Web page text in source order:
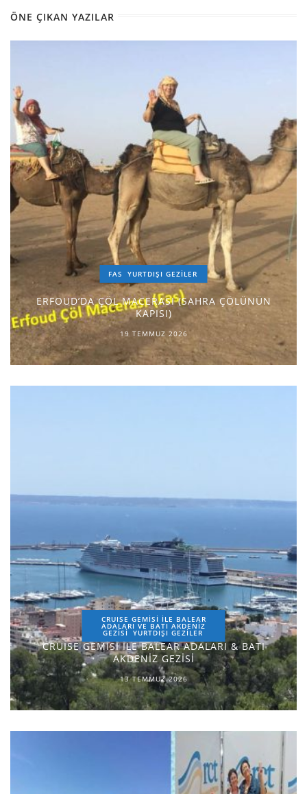
ÖNE ÇIKAN YAZILAR
FAS YURTDIŞI GEZILER
ERFOUD’DA ÇÖL MACERASI (SAHRA ÇÖLÜNÜN
KAPISI)
19 TEMMUZ 2026
CRUISE GEMİSİ İLE BALEAR
ADALARI VE BATI AKDENİZ
GEZİSİ YURTDIŞI GEZILER
CRUISE GEMİSİ İLE BALEAR ADALARI & BATI
AKDENİZ GEZİSİ
13 TEMMUZ 2026